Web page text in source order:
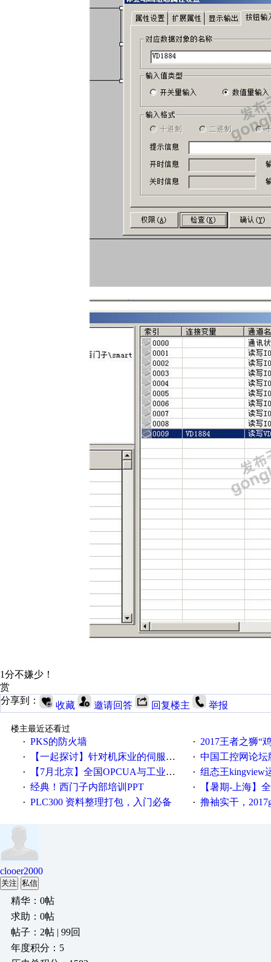
1分不嫌少！
赏
分享到：
收藏 邀请回答 回复楼主 举报
楼主最近还看过
· PKS的防火墙 · 2017王者之狮“鸡”情签到
· 【一起探讨】针对机床业的伺服系统发展，您的期望是什么？ · 中国工控网论坛版
· 【7月北京】全国OPCUA与工业互联技术培训班通知！ · 组态王kingview
· 经典！西门子内部培训PPT · 【暑期-上海】全国工业
· PLC300 资料整理打包，入门必备 · 撸袖实干，2017gongkong®第
clooer2000
关注 私信
精华：0帖
求助：0帖
帖子：2帖 | 99回
年度积分：5